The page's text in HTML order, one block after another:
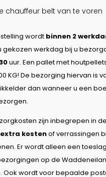
chauffeur belt van te voren
wordt binnen 2
gekozen werkdag bij u
uur. Een pallet met
KG! De bezorging hiervan is
dan wanneer u een
zijn inbegrepen in
kostenof verrassingen
Er wordt alleen een
op de
Ook wordt voor bepaalde